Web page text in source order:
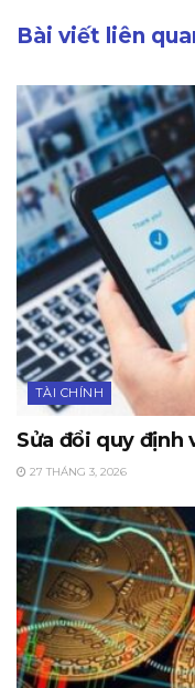
Bài viết liên
TÀI CHÍNH
Sửa đổi quy
27 THÁNG 3, 2026